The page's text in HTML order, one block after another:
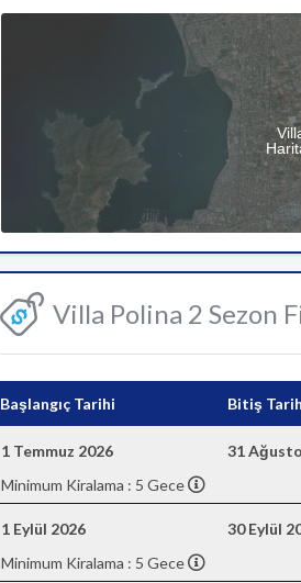
Villa Polina 2 Sezon
Başlangıç Tarihi Bitiş
1 Temmuz 2026 31
Minimum Kiralama : 5 Gece
1 Eylül 2026 30 Eylül
Minimum Kiralama : 5 Gece